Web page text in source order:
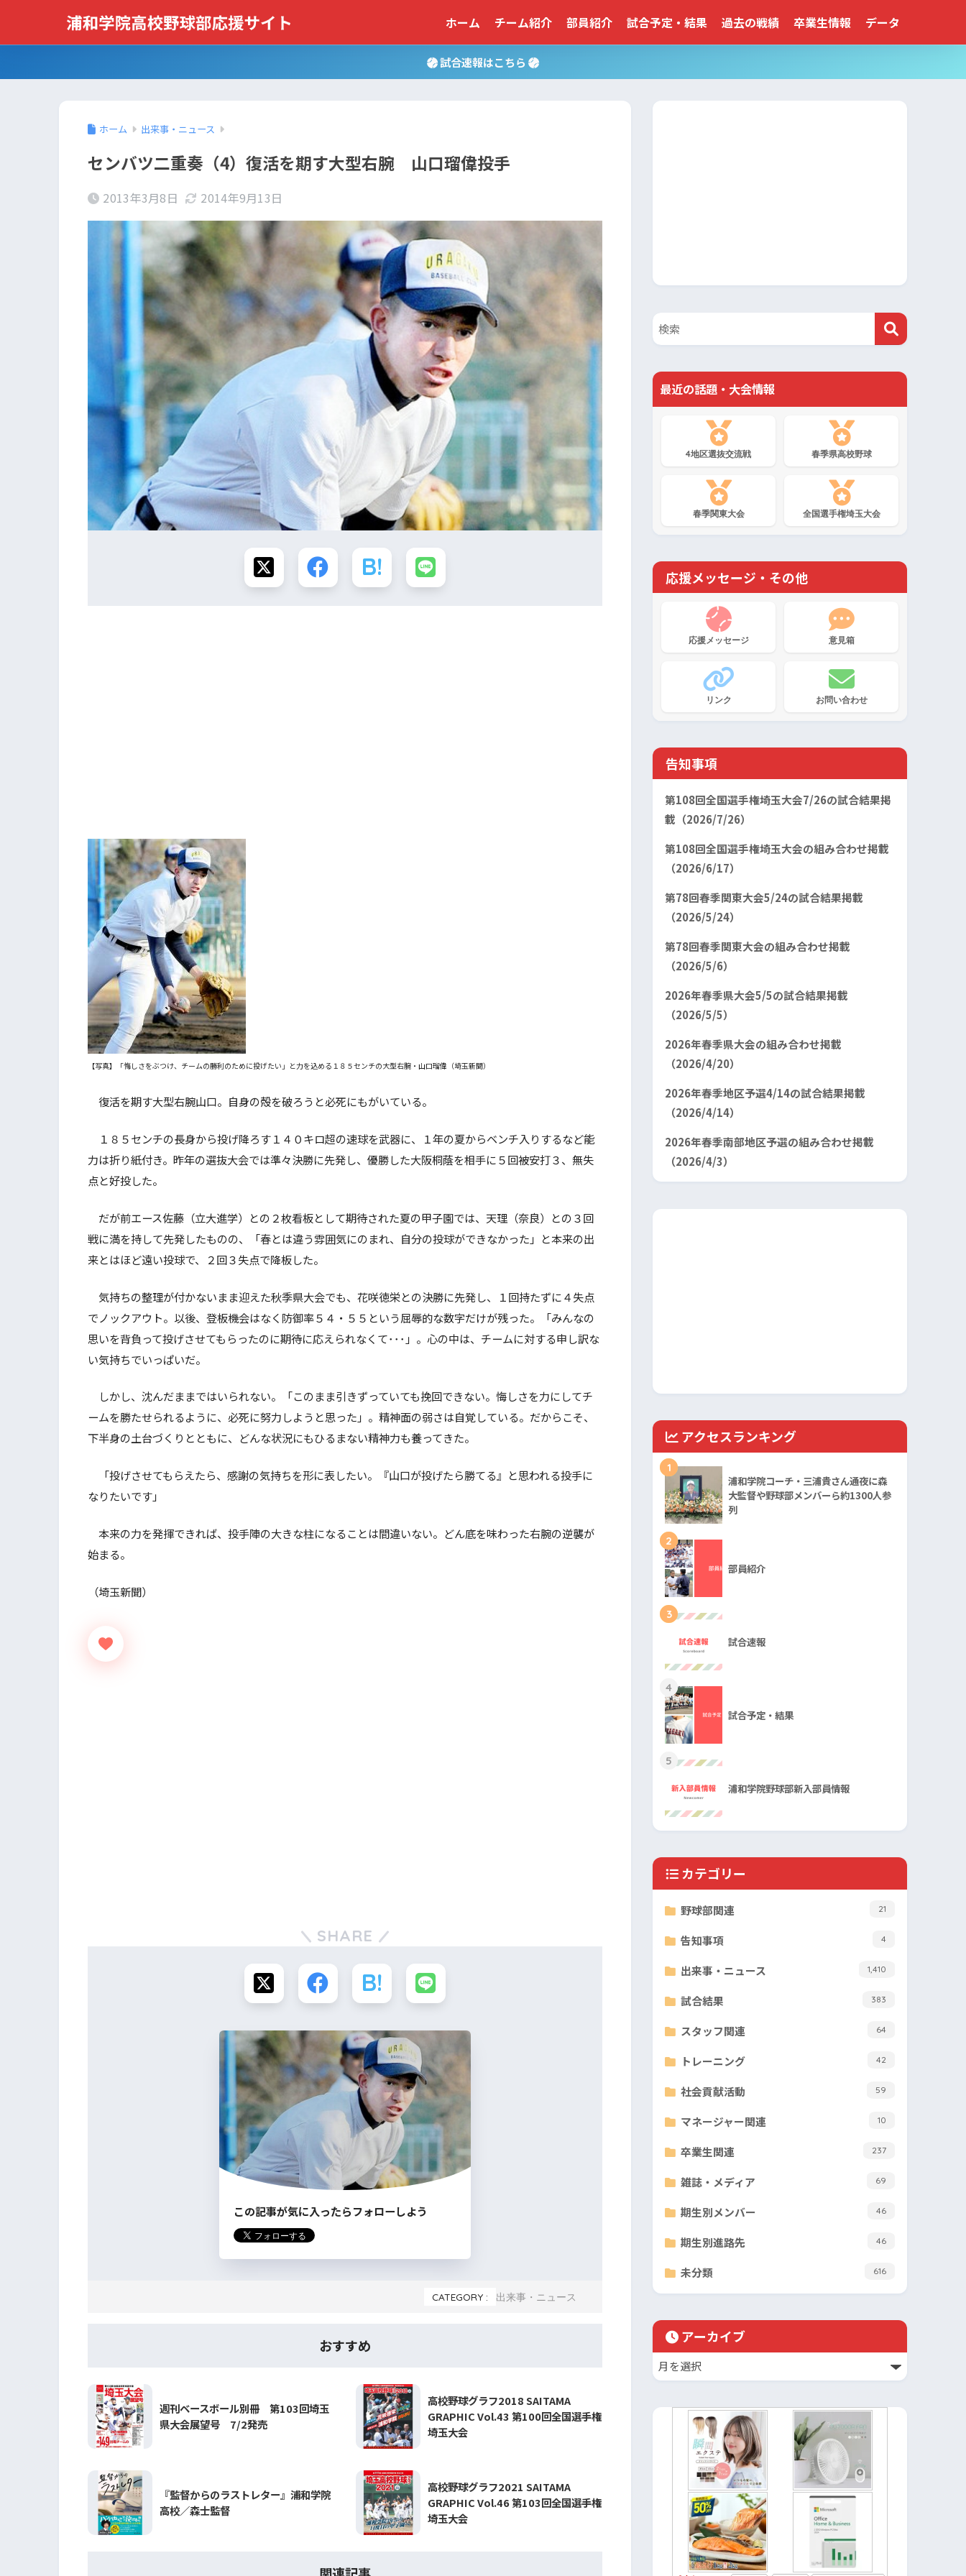
ホーム チーム紹介 部員紹介 試合予定・結果 過去の戦績 卒業生情報 データ
試合速報はこちら
ホーム 出来事・ニュース
センバツ二重奏（4）復活を期す大型右腕 山口瑠偉投手
2013年3月8日 2014年9月13日
【写真】「悔しさをぶつけ、チームの勝利のために投げたい」と力を込める１８５センチの大型右腕・山口瑠偉（埼玉新聞）
復活を期す大型右腕山口。自身の殻を破ろうと必死にもがいている。
１８５センチの長身から投げ降ろす１４０キロ超の速球を武器に、１年の夏からベンチ入りするなど能
力は折り紙付き。昨年の選抜大会では準々決勝に先発し、優勝した大阪桐蔭を相手に５回被安打３、無失
点と好投した。
だが前エース佐藤（立大進学）との２枚看板として期待された夏の甲子園では、天理（奈良）との３回
戦に満を持して先発したものの、「春とは違う雰囲気にのまれ、自分の投球ができなかった」と本来の出
来とはほど遠い投球で、２回３失点で降板した。
気持ちの整理が付かないまま迎えた秋季県大会でも、花咲徳栄との決勝に先発し、１回持たずに４失点
でノックアウト。以後、登板機会はなく防御率５４・５５という屈辱的な数字だけが残った。「みんなの
思いを背負って投げさせてもらったのに期待に応えられなくて･･･」。心の中は、チームに対する申し訳な
い気持ちでいっぱいだ。
しかし、沈んだままではいられない。「このまま引きずっていても挽回できない。悔しさを力にしてチ
ームを勝たせられるように、必死に努力しようと思った」。精神面の弱さは自覚している。だからこそ、
下半身の土台づくりとともに、どんな状況にもひるまない精神力も養ってきた。
「投げさせてもらえたら、感謝の気持ちを形に表したい。『山口が投げたら勝てる』と思われる投手に
なりたいです」
本来の力を発揮できれば、投手陣の大きな柱になることは間違いない。どん底を味わった右腕の逆襲が
始まる。
（埼玉新聞）
SHARE
この記事が気に入ったらフォローしよう
CATEGORY : 出来事・ニュース
おすすめ
週刊ベースボール別冊 第103回埼玉
県大会展望号 7/2発売
高校野球グラフ2018 SAITAMA
GRAPHIC Vol.43 第100回全国選手権
埼玉大会
『監督からのラストレター』浦和学院
高校／森士監督
高校野球グラフ2021 SAITAMA
GRAPHIC Vol.46 第103回全国選手権
埼玉大会
最近の話題・大会情報
4地区選抜交流戦 春季県高校野球
春季関東大会 全国選手権埼玉大会
応援メッセージ・その他
応援メッセージ 意見箱
リンク お問い合わせ
告知事項
第108回全国選手権埼玉大会7/26の試合結果掲
載（2026/7/26）
第108回全国選手権埼玉大会の組み合わせ掲載
（2026/6/17）
第78回春季関東大会5/24の試合結果掲載
（2026/5/24）
第78回春季関東大会の組み合わせ掲載
（2026/5/6）
2026年春季県大会5/5の試合結果掲載
（2026/5/5）
2026年春季県大会の組み合わせ掲載
（2026/4/20）
2026年春季地区予選4/14の試合結果掲載
（2026/4/14）
2026年春季南部地区予選の組み合わせ掲載
（2026/4/3）
アクセスランキング
1
浦和学院コーチ・三浦貴さん通夜に森
大監督や野球部メンバーら約1300人参
列
2
部員紹介
3
試合速報
4
試合予定・結果
5
浦和学院野球部新入部員情報
カテゴリー
野球部関連 21
告知事項 4
出来事・ニュース 1,410
試合結果 383
スタッフ関連 64
トレーニング 42
社会貢献活動 59
マネージャー関連 10
卒業生関連 237
雑誌・メディア 69
期生別メンバー 46
期生別進路先 46
未分類 616
アーカイブ